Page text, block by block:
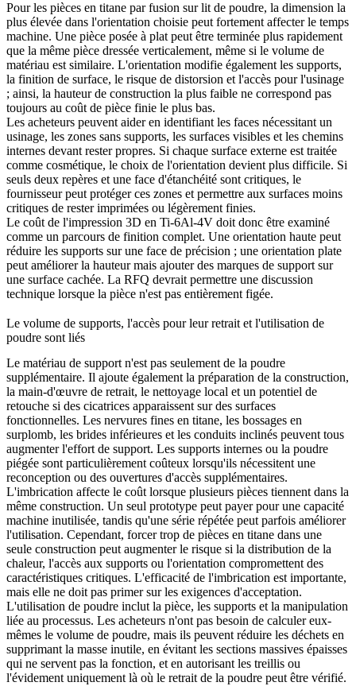
Pour les pièces en titane par fusion sur lit de poudre, la dimension la
plus élevée dans l'orientation choisie peut fortement affecter le temps
machine. Une pièce posée à plat peut être terminée plus rapidement
que la même pièce dressée verticalement, même si le volume de
matériau est similaire. L'orientation modifie également les supports,
la finition de surface, le risque de distorsion et l'accès pour l'usinage
; ainsi, la hauteur de construction la plus faible ne correspond pas
toujours au coût de pièce finie le plus bas.
Les acheteurs peuvent aider en identifiant les faces nécessitant un
usinage, les zones sans supports, les surfaces visibles et les chemins
internes devant rester propres. Si chaque surface externe est traitée
comme cosmétique, le choix de l'orientation devient plus difficile. Si
seuls deux repères et une face d'étanchéité sont critiques, le
fournisseur peut protéger ces zones et permettre aux surfaces moins
critiques de rester imprimées ou légèrement finies.
Le coût de l'impression 3D en Ti-6Al-4V doit donc être examiné
comme un parcours de finition complet. Une orientation haute peut
réduire les supports sur une face de précision ; une orientation plate
peut améliorer la hauteur mais ajouter des marques de support sur
une surface cachée. La RFQ devrait permettre une discussion
technique lorsque la pièce n'est pas entièrement figée.
Le volume de supports, l'accès pour leur retrait et l'utilisation de
poudre sont liés
Le matériau de support n'est pas seulement de la poudre
supplémentaire. Il ajoute également la préparation de la construction,
la main-d'œuvre de retrait, le nettoyage local et un potentiel de
retouche si des cicatrices apparaissent sur des surfaces
fonctionnelles. Les nervures fines en titane, les bossages en
surplomb, les brides inférieures et les conduits inclinés peuvent tous
augmenter l'effort de support. Les supports internes ou la poudre
piégée sont particulièrement coûteux lorsqu'ils nécessitent une
reconception ou des ouvertures d'accès supplémentaires.
L'imbrication affecte le coût lorsque plusieurs pièces tiennent dans la
même construction. Un seul prototype peut payer pour une capacité
machine inutilisée, tandis qu'une série répétée peut parfois améliorer
l'utilisation. Cependant, forcer trop de pièces en titane dans une
seule construction peut augmenter le risque si la distribution de la
chaleur, l'accès aux supports ou l'orientation compromettent des
caractéristiques critiques. L'efficacité de l'imbrication est importante,
mais elle ne doit pas primer sur les exigences d'acceptation.
L'utilisation de poudre inclut la pièce, les supports et la manipulation
liée au processus. Les acheteurs n'ont pas besoin de calculer eux-
mêmes le volume de poudre, mais ils peuvent réduire les déchets en
supprimant la masse inutile, en évitant les sections massives épaisses
qui ne servent pas la fonction, et en autorisant les treillis ou
l'évidement uniquement là où le retrait de la poudre peut être vérifié.